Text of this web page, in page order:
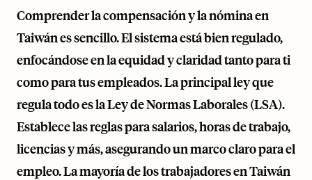
Comprender la compensación y la nómina en
Taiwán es sencillo. El sistema está bien regulado,
enfocándose en la equidad y claridad tanto para ti
como para tus empleados. La principal ley que
regula todo es la Ley de Normas Laborales (LSA).
Establece las reglas para salarios, horas de trabajo,
licencias y más, asegurando un marco claro para el
empleo. La mayoría de los trabajadores en Taiwán